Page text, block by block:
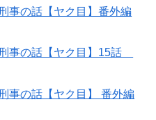
事の話【ヤク目】番外編
事の話【ヤク目】15話
事の話【ヤク目】 番外編